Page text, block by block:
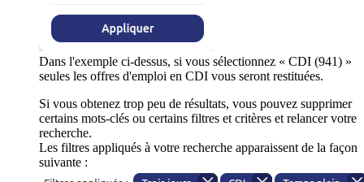
Dans l'exemple ci-dessus, si vous sélectionnez « CDI (941) »
seules les offres d'emploi en CDI vous seront restituées.
Si vous obtenez trop peu de résultats, vous pouvez supprimer
certains mots-clés ou certains filtres et critères et relancer votre
recherche.
Les filtres appliqués à votre recherche apparaissent de la façon
suivante :